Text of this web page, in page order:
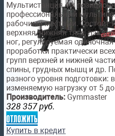
Мультистанция 4-х
профессиональный
рабочими местами. Состоит
верхняя/нижняя тяга, пэк-
ног, регулируемая
проработки практически
групп верхней и нижней
спины, грудных мышц и др.
разного уровня подготовки:
изменяемую нагрузку от 5
Производитель: Gymmaster
328 357 руб.
отложить
Купить в кредит